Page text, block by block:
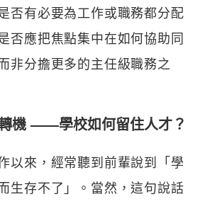
否有必要為工作或職務都分配
否應把焦點集中在如何協助同
非分擔更多的主任級職務之
機 ——學校如何留住人才？
以來，經常聽到前輩說到「學
生存不了」。當然，這句說話